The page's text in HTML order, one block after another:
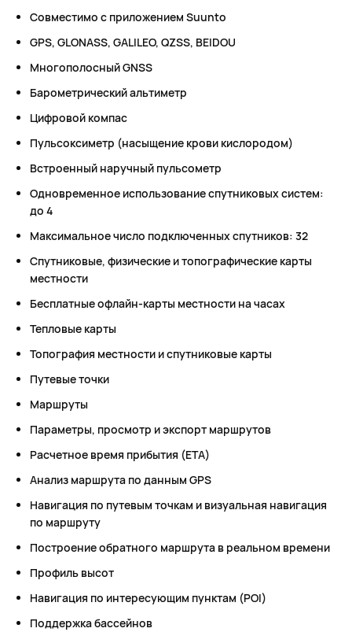
Совместимо с приложением Suunto
GPS, GLONASS, GALILEO, QZSS, BEIDOU
Многополосный GNSS
Барометрический альтиметр
Цифровой компас
Пульсоксиметр (насыщение крови кислородом)
Встроенный наручный пульсометр
Одновременное использование спутниковых систем:
до 4
Максимальное число подключенных спутников: 32
Спутниковые, физические и топографические карты
местности
Бесплатные офлайн-карты местности на часах
Тепловые карты
Топография местности и спутниковые карты
Путевые точки
Маршруты
Параметры, просмотр и экспорт маршрутов
Расчетное время прибытия (ETA)
Анализ маршрута по данным GPS
Навигация по путевым точкам и визуальная навигация
по маршруту
Построение обратного маршрута в реальном времени
Профиль высот
Навигация по интересующим пунктам (POI)
Поддержка бассейнов